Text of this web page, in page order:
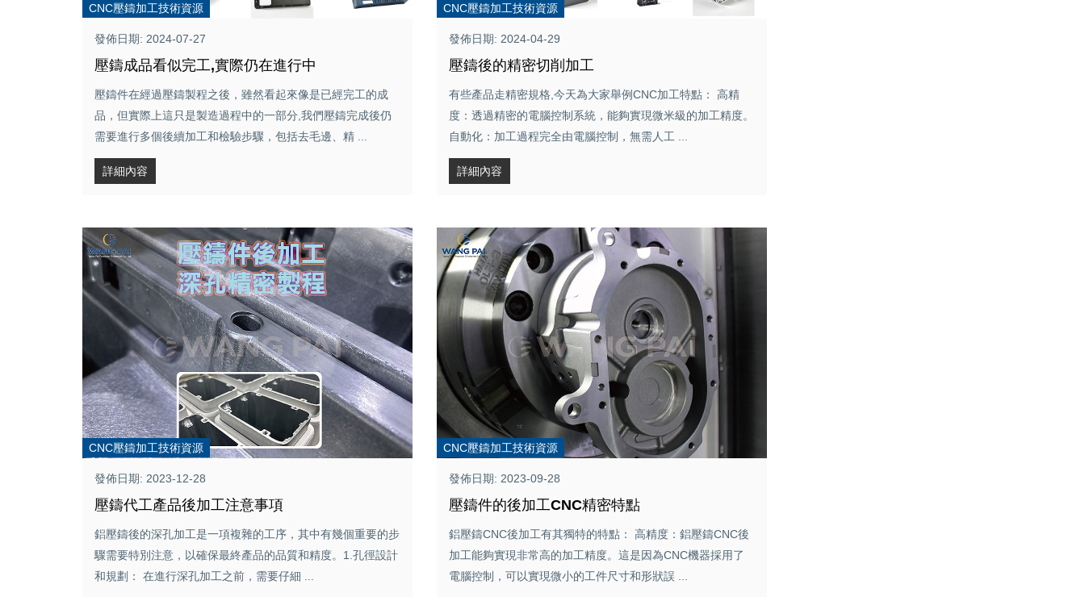
CNC壓鑄加工技術資源
發佈日期: 2024-07-27
壓鑄成品看似完工,實際仍在進行中
壓鑄件在經過壓鑄製程之後，雖然看起來像是已經完工的成
品，但實際上這只是製造過程中的一部分,我們壓鑄完成後仍
需要進行多個後續加工和檢驗步驟，包括去毛邊、精 ...
詳細內容
CNC壓鑄加工技術資源
發佈日期: 2024-04-29
壓鑄後的精密切削加工
有些產品走精密規格,今天為大家舉例CNC加工特點： 高精
度：透過精密的電腦控制系統，能夠實現微米級的加工精度。
自動化：加工過程完全由電腦控制，無需人工 ...
詳細內容
CNC壓鑄加工技術資源
發佈日期: 2023-12-28
壓鑄代工產品後加工注意事項
鋁壓鑄後的深孔加工是一項複雜的工序，其中有幾個重要的步
驟需要特別注意，以確保最終產品的品質和精度。1.孔徑設計
和規劃： 在進行深孔加工之前，需要仔細 ...
CNC壓鑄加工技術資源
發佈日期: 2023-09-28
壓鑄件的後加工CNC精密特點
鋁壓鑄CNC後加工有其獨特的特點： 高精度：鋁壓鑄CNC後
加工能夠實現非常高的加工精度。這是因為CNC機器採用了
電腦控制，可以實現微小的工件尺寸和形狀誤 ...